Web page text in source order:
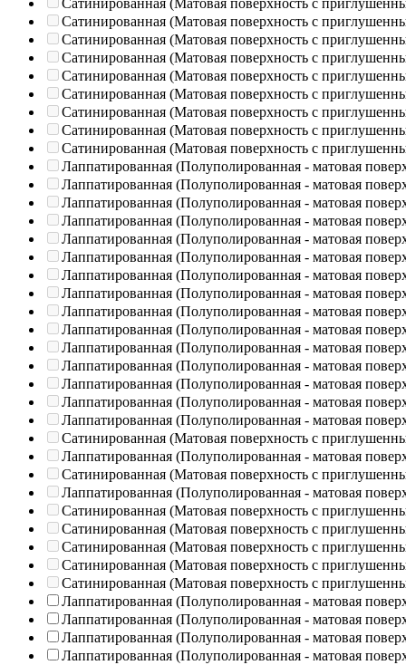
Сатинированная (Матовая поверхность с
Сатинированная (Матовая поверхность с
Сатинированная (Матовая поверхность с
Сатинированная (Матовая поверхность с
Сатинированная (Матовая поверхность с
Сатинированная (Матовая поверхность с
Сатинированная (Матовая поверхность с
Сатинированная (Матовая поверхность с
Сатинированная (Матовая поверхность с
Лаппатированная (Полуполированная - матовая
Лаппатированная (Полуполированная - матовая
Лаппатированная (Полуполированная - матовая
Лаппатированная (Полуполированная - матовая
Лаппатированная (Полуполированная - матовая
Лаппатированная (Полуполированная - матовая
Лаппатированная (Полуполированная - матовая
Лаппатированная (Полуполированная - матовая
Лаппатированная (Полуполированная - матовая
Лаппатированная (Полуполированная - матовая
Лаппатированная (Полуполированная - матовая
Лаппатированная (Полуполированная - матовая
Лаппатированная (Полуполированная - матовая
Лаппатированная (Полуполированная - матовая
Лаппатированная (Полуполированная - матовая
Сатинированная (Матовая поверхность с
Лаппатированная (Полуполированная - матовая
Сатинированная (Матовая поверхность с
Лаппатированная (Полуполированная - матовая
Сатинированная (Матовая поверхность с
Сатинированная (Матовая поверхность с
Сатинированная (Матовая поверхность с
Сатинированная (Матовая поверхность с
Сатинированная (Матовая поверхность с
Лаппатированная (Полуполированная - матовая
Лаппатированная (Полуполированная - матовая
Лаппатированная (Полуполированная - матовая
Лаппатированная (Полуполированная - матовая